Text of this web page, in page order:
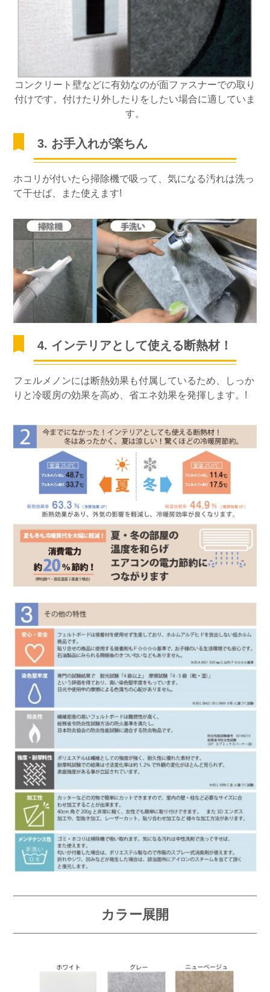
コンクリート壁などに有効なのが面ファスナーでの取り
付けです。付けたり外したりをしたい場合に適していま
す。
3. お手入れが楽ちん
ホコリが付いたら掃除機で吸って、気になる汚れは洗っ
て干せば、また使えます!
4. インテリアとして使える断熱材！
フェルメノンには断熱効果も付属しているため、しっか
りと冷暖房の効果を高め、省エネ効果を発揮します。!
カラー展開